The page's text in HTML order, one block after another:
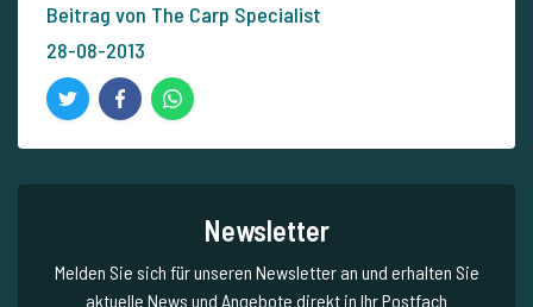
Beitrag von The Carp Specialist
28-08-2013
Newsletter
Melden Sie sich für unseren Newsletter an und erhalten Sie
aktuelle News und Angebote direkt in Ihr Postfach